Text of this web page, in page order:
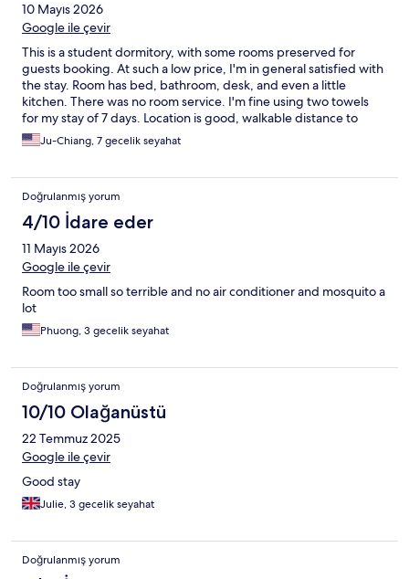
10 Mayıs 2026
Google ile çevir
This is a student dormitory, with some rooms preserved for
guests booking. At such a low price, I'm in general satisfied with
the stay. Room has bed, bathroom, desk, and even a little
kitchen. There was no room service. I'm fine using two towels
for my stay of 7 days. Location is good, walkable distance to
Barcelona conventional center.
Ju-Chiang, 7 gecelik seyahat
Doğrulanmış yorum
4/10 İdare eder
11 Mayıs 2026
Google ile çevir
Room too small so terrible and no air conditioner and mosquito a
lot
Phuong, 3 gecelik seyahat
Doğrulanmış yorum
10/10 Olağanüstü
22 Temmuz 2025
Google ile çevir
Good stay
Julie, 3 gecelik seyahat
Doğrulanmış yorum